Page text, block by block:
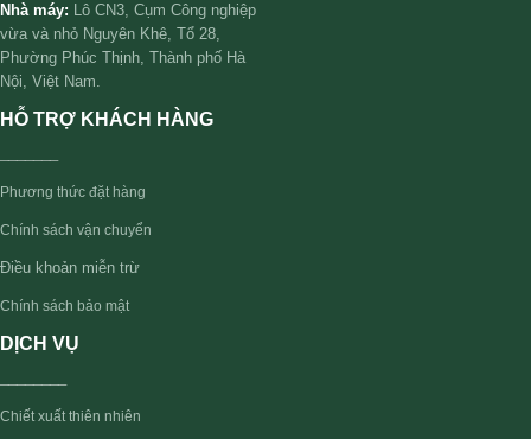
Nhà máy: Lô CN3, Cụm Công nghiệp
vừa và nhỏ Nguyên Khê, Tổ 28,
Phường Phúc Thịnh, Thành phố Hà
Nội, Việt Nam.
HỖ TRỢ KHÁCH HÀNG
Phương thức đặt hàng
Chính sách vận chuyển
Điều khoản miễn trừ
Chính sách bảo mật
DỊCH VỤ
Chiết xuất thiên nhiên